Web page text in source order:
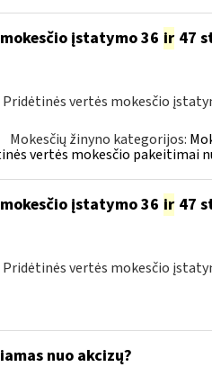
įstatymo 36 ir47
vertės mokesčio
Mokesčių žinyno kategorijos:
vertės mokesčio pakeitimai
įstatymo 36 ir47
vertės mokesčio
nuo akcizų?